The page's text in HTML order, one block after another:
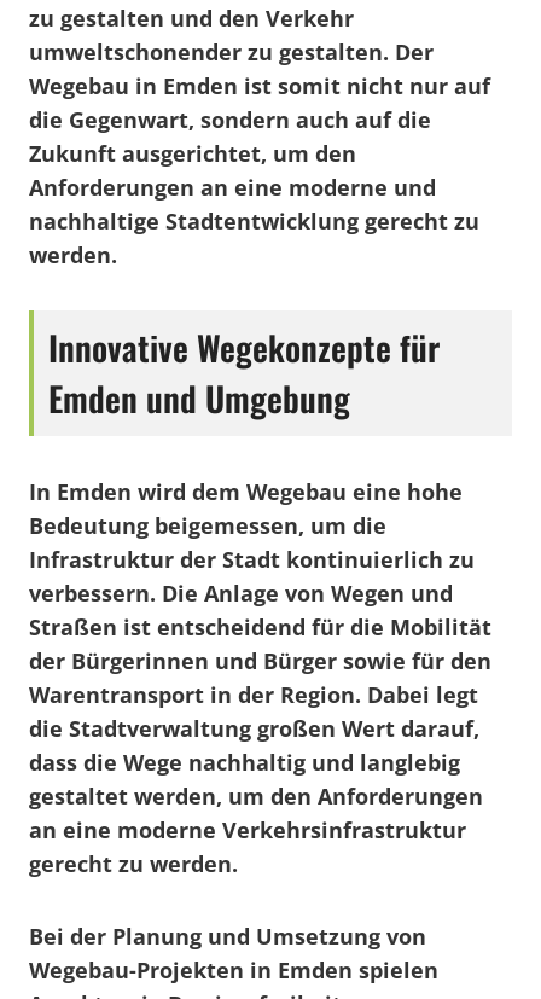
zu gestalten und den Verkehr
umweltschonender zu gestalten. Der
Wegebau in Emden ist somit nicht nur auf
die Gegenwart, sondern auch auf die
Zukunft ausgerichtet, um den
Anforderungen an eine moderne und
nachhaltige Stadtentwicklung gerecht zu
werden.
Innovative Wegekonzepte für
Emden und Umgebung
In Emden wird dem Wegebau eine hohe
Bedeutung beigemessen, um die
Infrastruktur der Stadt kontinuierlich zu
verbessern. Die Anlage von Wegen und
Straßen ist entscheidend für die Mobilität
der Bürgerinnen und Bürger sowie für den
Warentransport in der Region. Dabei legt
die Stadtverwaltung großen Wert darauf,
dass die Wege nachhaltig und langlebig
gestaltet werden, um den Anforderungen
an eine moderne Verkehrsinfrastruktur
gerecht zu werden.
Bei der Planung und Umsetzung von
Wegebau-Projekten in Emden spielen